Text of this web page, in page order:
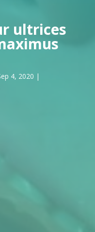
ultrices
4, 2020 |